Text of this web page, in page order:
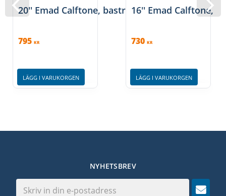
20'' Emad Calftone, bastrumma, Evans
795 KR
LÄGG I VARUKORGEN
16'' Emad Calftone,
730 KR
LÄGG I VARUKORGEN
NYHETSBREV